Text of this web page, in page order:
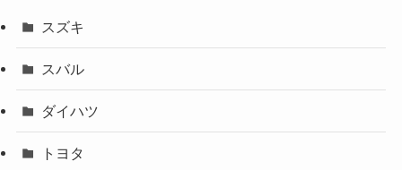
スズキ
スバル
ダイハツ
トヨタ